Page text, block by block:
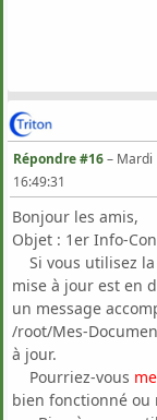
Répondre #16– Mardi
16:49:31
Bonjour les amis,
Objet : 1er Info-
Si vous utilisez
mise à jour est en
un message
/root/Mes-
à jour.
Pourriez-vous
bien fonctionné ou